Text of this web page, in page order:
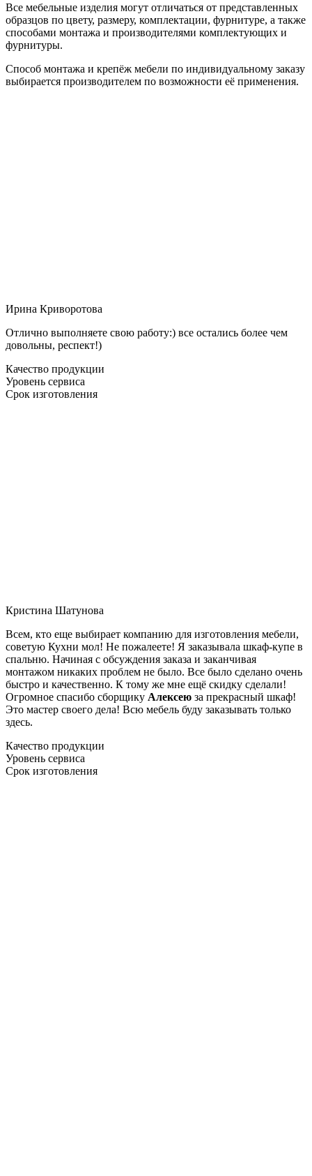
Все мебельные изделия могут отличаться от представленных
образцов по цвету, размеру, комплектации, фурнитуре, а также
способами монтажа и производителями комплектующих и
фурнитуры.
Способ монтажа и крепёж мебели по индивидуальному заказу
выбирается производителем по возможности её применения.
Ирина Криворотова
Отлично выполняете свою работу:) все остались более чем
довольны, респект!)
Качество продукции
Уровень сервиса
Срок изготовления
Кристина Шатунова
Всем, кто еще выбирает компанию для изготовления мебели,
советую Кухни мол! Не пожалеете! Я заказывала шкаф-купе в
спальню. Начиная с обсуждения заказа и заканчивая
монтажом никаких проблем не было. Все было сделано очень
быстро и качественно. К тому же мне ещё скидку сделали!
Огромное спасибо сборщику Алексею за прекрасный шкаф!
Это мастер своего дела! Всю мебель буду заказывать только
здесь.
Качество продукции
Уровень сервиса
Срок изготовления